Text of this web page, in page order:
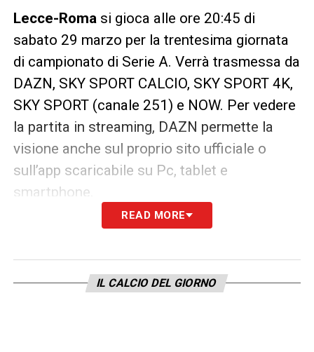
Lecce-Roma si gioca alle ore 20:45 di
sabato 29 marzo per la trentesima giornata
di campionato di Serie A. Verrà trasmessa da
DAZN, SKY SPORT CALCIO, SKY SPORT 4K,
SKY SPORT (canale 251) e NOW. Per vedere
la partita in streaming, DAZN permette la
visione anche sul proprio sito ufficiale o
sull’app scaricabile su Pc, tablet e
smartphone.
READ MORE
IL CALCIO DEL GIORNO